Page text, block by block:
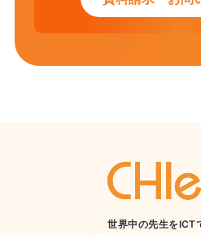
世界中の先生をICT